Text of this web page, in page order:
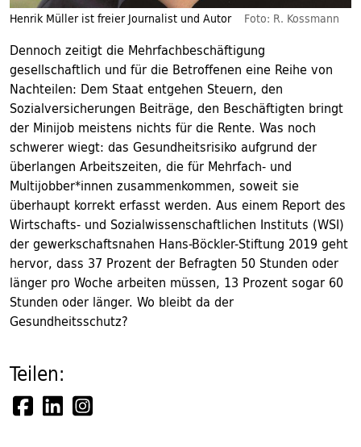
Henrik Müller ist freier Journalist und Autor Foto: R. Kossmann
Dennoch zeitigt die Mehrfachbeschäftigung
gesellschaftlich und für die Betroffenen eine Reihe von
Nachteilen: Dem Staat entgehen Steuern, den
Sozialversicherungen Beiträge, den Beschäftigten bringt
der Minijob meistens nichts für die Rente. Was noch
schwerer wiegt: das Gesundheitsrisiko aufgrund der
überlangen Arbeitszeiten, die für Mehrfach- und
Multijobber*innen zusammenkommen, soweit sie
überhaupt korrekt erfasst werden. Aus einem Report des
Wirtschafts- und Sozialwissenschaftlichen Instituts (WSI)
der gewerkschaftsnahen Hans-Böckler-Stiftung 2019 geht
hervor, dass 37 Prozent der Befragten 50 Stunden oder
länger pro Woche arbeiten müssen, 13 Prozent sogar 60
Stunden oder länger. Wo bleibt da der
Gesundheitsschutz?
Teilen: